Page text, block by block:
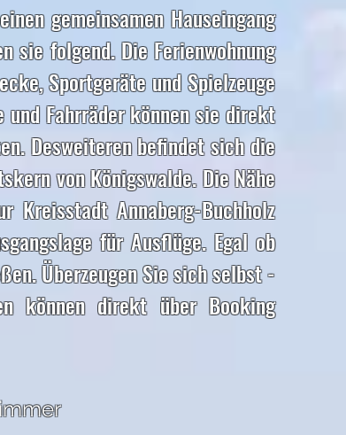
gemeinsamen Hauseingang
sie folgend. Die Ferienwohnung
Sportgeräte und Spielzeuge
und Fahrräder können sie direkt
Desweiteren befindet sich die
von Königswalde. Die Nähe
Kreisstadt Annaberg-Buchholz
für Ausflüge. Egal ob
Überzeugen Sie sich selbst -
können direkt über Booking